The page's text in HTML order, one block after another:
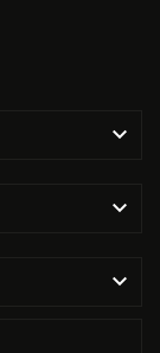


